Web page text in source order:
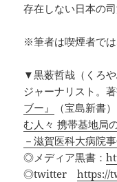
存在しない日本の
※筆者は喫煙者では
▼黒薮哲哉（くろや
ジャーナリスト。著
ブー』
（宝島新書）
む人々 携帯基地局
－滋賀医科大病院事
◎メディア黒書：
◎twitterhttps://